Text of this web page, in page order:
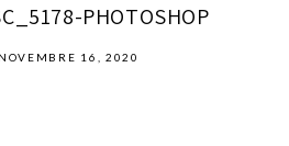
PHOTOSHOP
16, 2020